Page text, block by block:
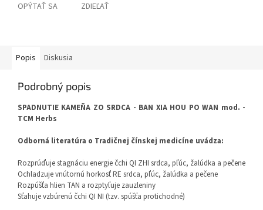
OPÝTAŤ SA ZDIEĽAŤ
Popis Diskusia
Podrobný popis
SPADNUTIE KAMEŇA ZO SRDCA - BAN XIA HOU PO WAN mod. -
TCM Herbs
Odborná literatúra o Tradičnej čínskej medicíne uvádza:
Rozprúďuje stagnáciu energie čchi QI ZHI srdca, pľúc, žalúdka a pečene
Ochladzuje vnútornú horkosť RE srdca, pľúc, žalúdka a pečene
Rozpúšťa hlien TAN a rozptyľuje zauzleniny
Sťahuje vzbúrenú čchi QI NI (tzv. spúšťa protichodné)